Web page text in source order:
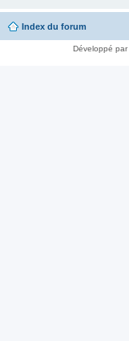
Index du forum
Développé par